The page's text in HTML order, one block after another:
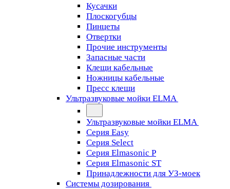
Кусачки
Плоскогубцы
Пинцеты
Отвертки
Прочие инструменты
Запасные части
Клещи кабельные
Ножницы кабельные
Пресс клещи
Ультразвуковые мойки ELMA
Ультразвуковые мойки ELMA
Серия Easy
Серия Select
Серия Elmasonic P
Серия Elmasonic ST
Принадлежности для УЗ-моек
Системы дозирования